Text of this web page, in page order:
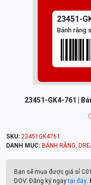
23451-
Bánh răng
23451-GK4-761 |
SKU: 23451GK4761
DANH MỤC: BÁNH RĂNG,
Bạn sẽ mua được giá sỉ
DOV. Đăng ký ngaytại đây.